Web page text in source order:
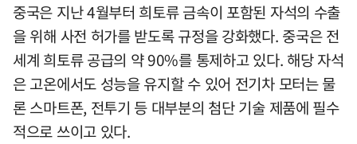
중국은 지난 4월부터 희토류 금속이 포함된 자석의 수출
을 위해 사전 허가를 받도록 규정을 강화했다. 중국은 전
세계 희토류 공급의 약 90%를 통제하고 있다. 해당 자석
은 고온에서도 성능을 유지할 수 있어 전기차 모터는 물
론 스마트폰, 전투기 등 대부분의 첨단 기술 제품에 필수
적으로 쓰이고 있다.